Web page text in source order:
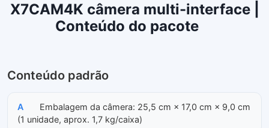
X7CAM4K câmera multi-interface |
Conteúdo do pacote
Conteúdo padrão
A
Embalagem da câmera: 25,5 cm × 17,0 cm × 9,0 cm
(1 unidade, aprox. 1,7 kg/caixa)